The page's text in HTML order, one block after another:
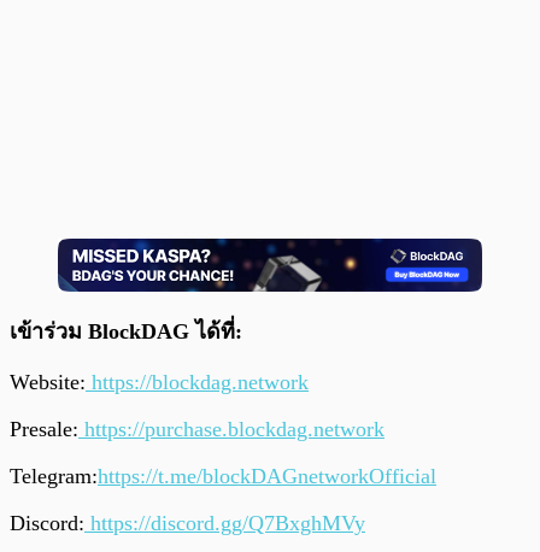
เข้าร่วม BlockDAG ได้ที่:
Website: https://blockdag.network
Presale: https://purchase.blockdag.network
Telegram:https://t.me/blockDAGnetworkOfficial
Discord: https://discord.gg/Q7BxghMVy